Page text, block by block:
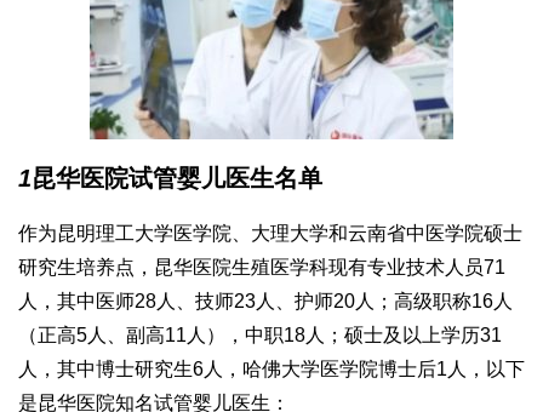
1昆华医院试管婴儿医生名单
作为昆明理工大学医学院、大理大学和云南省中医学院硕士
研究生培养点，昆华医院生殖医学科现有专业技术人员71
人，其中医师28人、技师23人、护师20人；高级职称16人
（正高5人、副高11人），中职18人；硕士及以上学历31
人，其中博士研究生6人，哈佛大学医学院博士后1人，以下
是昆华医院知名试管婴儿医生：